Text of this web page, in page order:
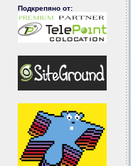
Подкрепяно от: